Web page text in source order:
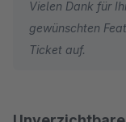
Vielen Dank für
gewünschten
Ticket auf.